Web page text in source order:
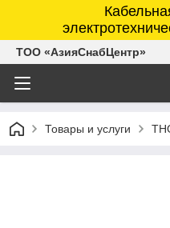
ТОО «АзияСнабЦентр»
Товары и услуги